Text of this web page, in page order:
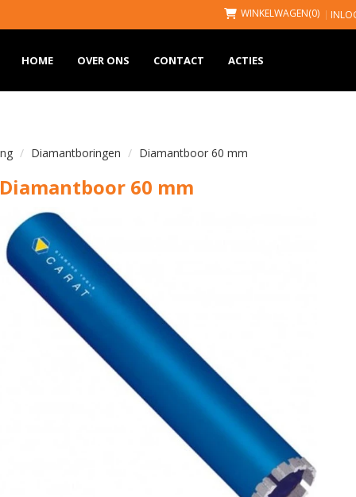
WINKELWAGEN(0)
HOME OVER ONS CONTACT ACTIES
Diamantboringen Diamantboor 60 mm
Diamantboor 60 mm